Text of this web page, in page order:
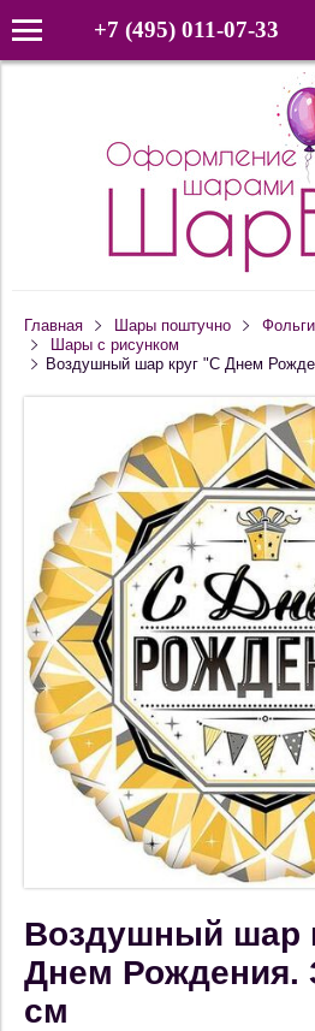
+7 (495) 011-07-33
Главная Шары поштучно
Шары с рисунком
Воздушный шар круг "С Днем
Воздушный шар
Днем Рождения.
см